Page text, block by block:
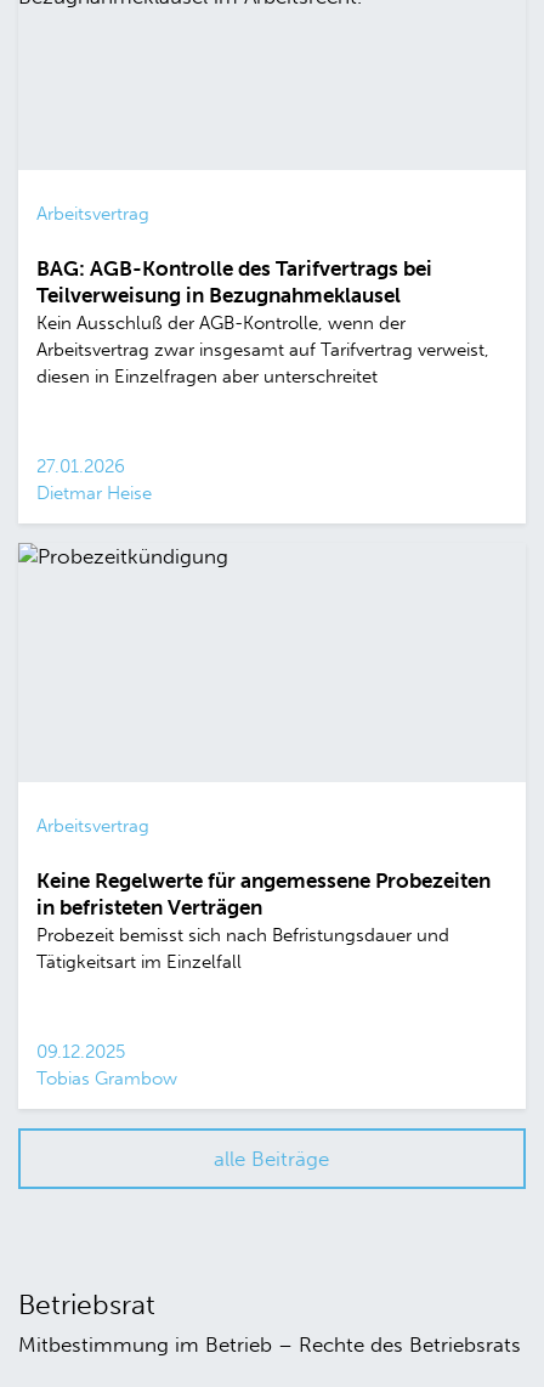
Arbeitsvertrag
BAG: AGB-Kontrolle des Tarifvertrags bei
Teilverweisung in Bezugnahmeklausel
Kein Ausschluß der AGB-Kontrolle, wenn der
Arbeitsvertrag zwar insgesamt auf Tarifvertrag verweist,
diesen in Einzelfragen aber unterschreitet
27.01.2026
Dietmar Heise
Arbeitsvertrag
Keine Regelwerte für angemessene Probezeiten
in befristeten Verträgen
Probezeit bemisst sich nach Befristungsdauer und
Tätigkeitsart im Einzelfall
09.12.2025
Tobias Grambow
alle Beiträge
Betriebsrat
Mitbestimmung im Betrieb – Rechte des Betriebsrats